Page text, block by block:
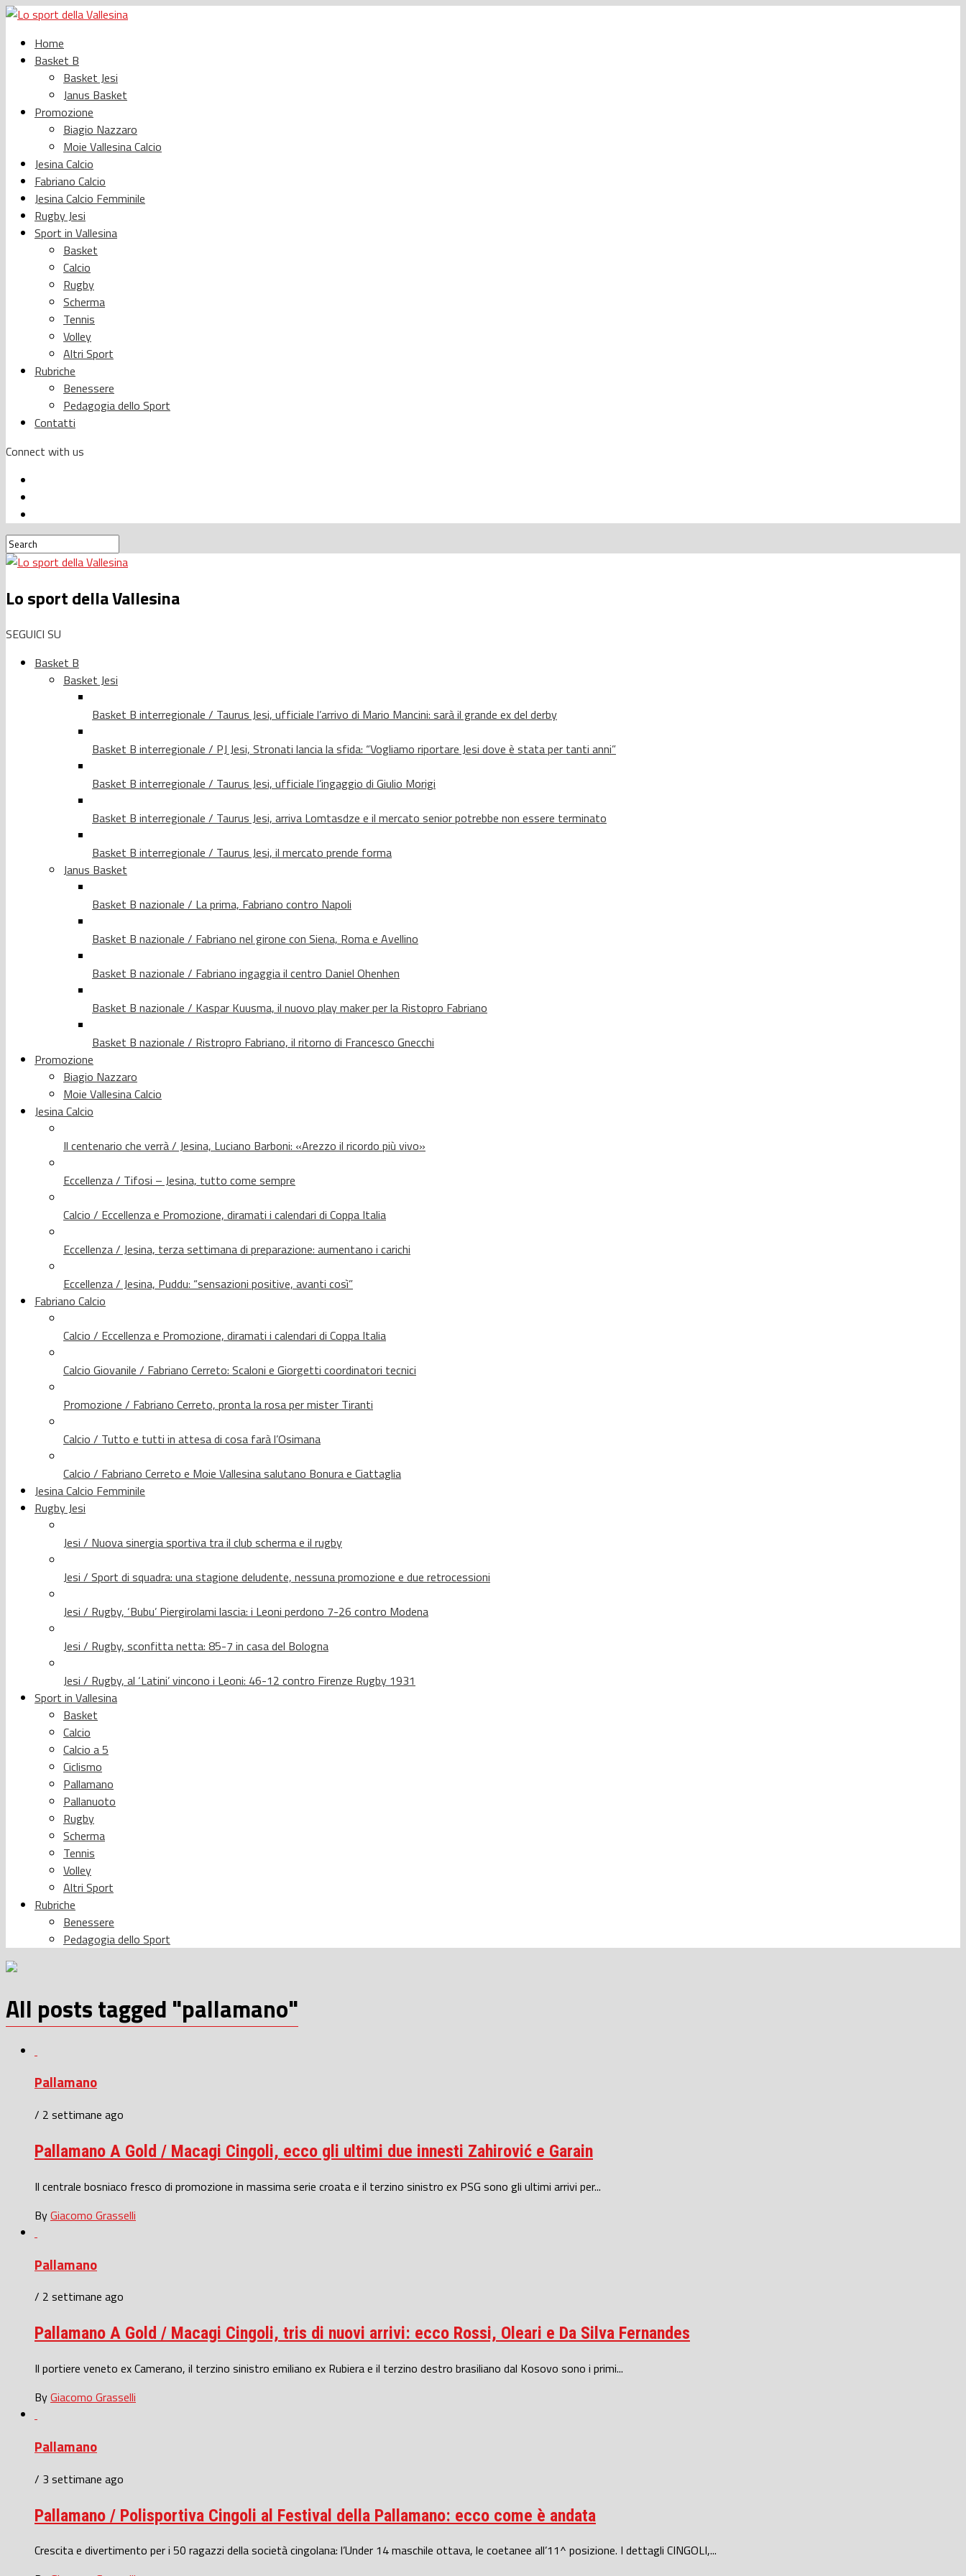
Home
Basket B
Basket Jesi
Janus Basket
Promozione
Biagio Nazzaro
Moie Vallesina Calcio
Jesina Calcio
Fabriano Calcio
Jesina Calcio Femminile
Rugby Jesi
Sport in Vallesina
Basket
Calcio
Rugby
Scherma
Tennis
Volley
Altri Sport
Rubriche
Benessere
Pedagogia dello Sport
Contatti
Connect with us
Lo sport della Vallesina
SEGUICI SU
Basket B
Basket Jesi
Basket B interregionale / Taurus Jesi, ufficiale l’arrivo di Mario Mancini: sarà il grande ex del derby
Basket B interregionale / PJ Jesi, Stronati lancia la sfida: “Vogliamo riportare Jesi dove è stata per tanti anni”
Basket B interregionale / Taurus Jesi, ufficiale l’ingaggio di Giulio Morigi
Basket B interregionale / Taurus Jesi, arriva Lomtasdze e il mercato senior potrebbe non essere terminato
Basket B interregionale / Taurus Jesi, il mercato prende forma
Janus Basket
Basket B nazionale / La prima, Fabriano contro Napoli
Basket B nazionale / Fabriano nel girone con Siena, Roma e Avellino
Basket B nazionale / Fabriano ingaggia il centro Daniel Ohenhen
Basket B nazionale / Kaspar Kuusma, il nuovo play maker per la Ristopro Fabriano
Basket B nazionale / Ristropro Fabriano, il ritorno di Francesco Gnecchi
Promozione
Biagio Nazzaro
Moie Vallesina Calcio
Jesina Calcio
Il centenario che verrà / Jesina, Luciano Barboni: «Arezzo il ricordo più vivo»
Eccellenza / Tifosi – Jesina, tutto come sempre
Calcio / Eccellenza e Promozione, diramati i calendari di Coppa Italia
Eccellenza / Jesina, terza settimana di preparazione: aumentano i carichi
Eccellenza / Jesina, Puddu: “sensazioni positive, avanti così”
Fabriano Calcio
Calcio / Eccellenza e Promozione, diramati i calendari di Coppa Italia
Calcio Giovanile / Fabriano Cerreto: Scaloni e Giorgetti coordinatori tecnici
Promozione / Fabriano Cerreto, pronta la rosa per mister Tiranti
Calcio / Tutto e tutti in attesa di cosa farà l’Osimana
Calcio / Fabriano Cerreto e Moie Vallesina salutano Bonura e Ciattaglia
Jesina Calcio Femminile
Rugby Jesi
Jesi / Nuova sinergia sportiva tra il club scherma e il rugby
Jesi / Sport di squadra: una stagione deludente, nessuna promozione e due retrocessioni
Jesi / Rugby, ‘Bubu’ Piergirolami lascia: i Leoni perdono 7-26 contro Modena
Jesi / Rugby, sconfitta netta: 85-7 in casa del Bologna
Jesi / Rugby, al ‘Latini’ vincono i Leoni: 46-12 contro Firenze Rugby 1931
Sport in Vallesina
Basket
Calcio
Calcio a 5
Ciclismo
Pallamano
Pallanuoto
Rugby
Scherma
Tennis
Volley
Altri Sport
Rubriche
Benessere
Pedagogia dello Sport
All posts tagged "pallamano"
Pallamano
/ 2 settimane ago
Pallamano A Gold / Macagi Cingoli, ecco gli ultimi due innesti Zahirović e Garain
Il centrale bosniaco fresco di promozione in massima serie croata e il terzino sinistro ex PSG sono gli ultimi arrivi per...
ByGiacomo Grasselli
Pallamano
/ 2 settimane ago
Pallamano A Gold / Macagi Cingoli, tris di nuovi arrivi: ecco Rossi, Oleari e Da Silva Fernandes
Il portiere veneto ex Camerano, il terzino sinistro emiliano ex Rubiera e il terzino destro brasiliano dal Kosovo sono i primi...
ByGiacomo Grasselli
Pallamano
/ 3 settimane ago
Pallamano / Polisportiva Cingoli al Festival della Pallamano: ecco come è andata
Crescita e divertimento per i 50 ragazzi della società cingolana: l’Under 14 maschile ottava, le coetanee all’11^ posizione. I dettagli CINGOLI,...